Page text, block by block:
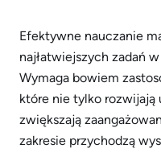
Efektywne nauczanie
najłatwiejszych zadań
Wymaga bowiem
które nie tylko
zwiększają
zakresie przychodzą